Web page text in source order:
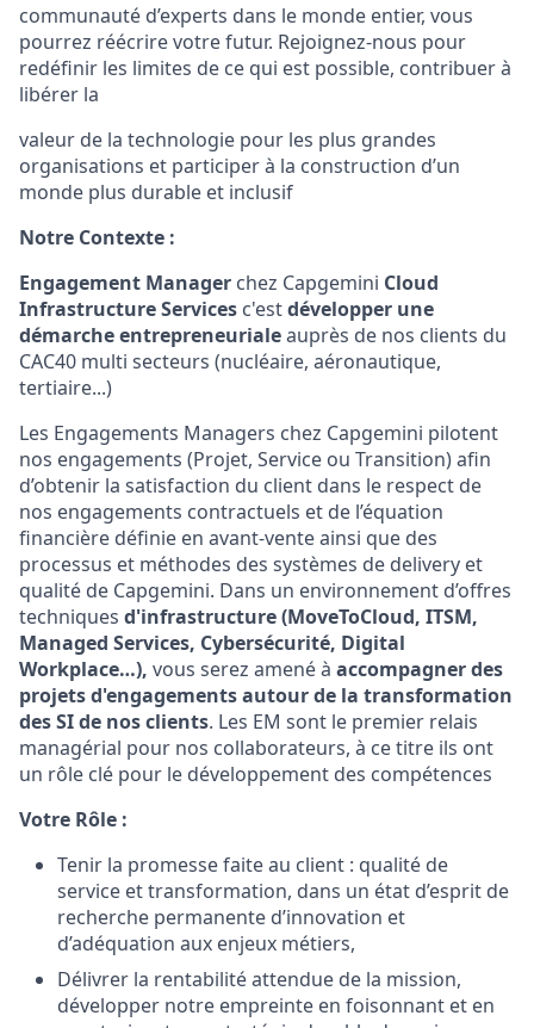
communauté d’experts dans le monde entier, vous
pourrez réécrire votre futur. Rejoignez-nous pour
redéfinir les limites de ce qui est possible, contribuer à
libérer la
valeur de la technologie pour les plus grandes
organisations et participer à la construction d’un
monde plus durable et inclusif
Notre Contexte :
Engagement Manager chez Capgemini Cloud
Infrastructure Services c'estdévelopper une
démarche entrepreneurialeauprès de nos clients du
CAC40 multi secteurs (nucléaire, aéronautique,
tertiaire...)
Les Engagements Managers chez Capgemini pilotent
nos engagements (Projet, Service ou Transition) afin
d’obtenir la satisfaction du client dans le respect de
nos engagements contractuels et de l’équation
financière définie en avant-vente ainsi que des
processus et méthodes des systèmes de delivery et
qualité de Capgemini. Dans un environnement d’offres
techniques d'infrastructure (MoveToCloud, ITSM,
Managed Services, Cybersécurité, Digital
Workplace…), vous serez amené à accompagner des
projets d'engagements autour de la transformation
des SI de nos clients. Les EM sont le premier relais
managérial pour nos collaborateurs, à ce titre ils ont
un rôle clé pour le développement des compétences
Votre Rôle :
Tenir la promesse faite au client : qualité de
service et transformation, dans un état d’esprit de
recherche permanente d’innovation et
d’adéquation aux enjeux métiers,
Délivrer la rentabilité attendue de la mission,
développer notre empreinte en foisonnant et en